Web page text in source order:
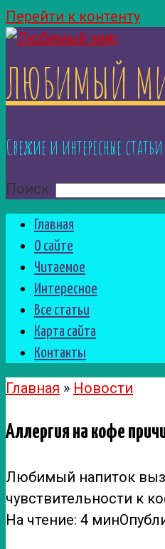
Перейти к контенту
ЛЮБИМЫЙ
Свежие и интересные
Поиск:
Главная
О сайте
Читаемое
Интересное
Все статьи
Карта сайта
Контакты
Главная » Новости
Аллергия на кофе
Любимый напиток
чувствительности к
На чтение: 4 мин